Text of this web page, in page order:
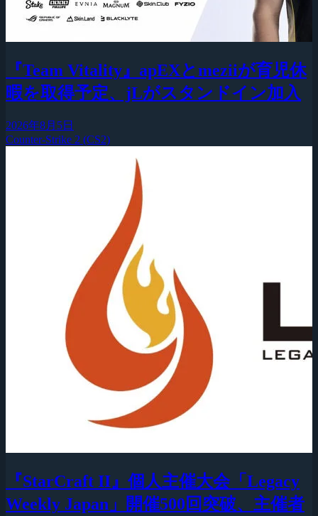
『Team Vitality』apEXとmeziiが育児休
暇を取得予定、jLがスタンドイン加入
2026年8月5日
Counter-Strike 2 (CS2)
『StarCraft II』個人主催大会「Legacy
Weekly Japan」開催500回突破、主催者